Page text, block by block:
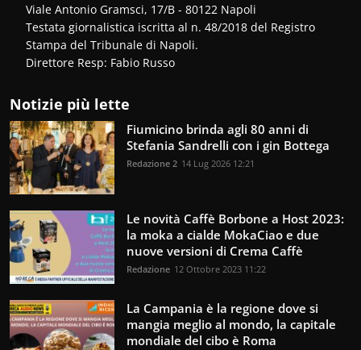
Viale Antonio Gramsci, 17/B - 80122 Napoli
Testata giornalistica iscritta al n. 48/2018 del Registro
Stampa del Tribunale di Napoli.
Direttore Resp: Fabio Russo
Notizie più lette
Fiumicino brinda agli 80 anni di
Stefania Sandrelli con i gin Bottega
Redazione 2 14 Lug 2026 12:21
Le novità Caffè Borbone a Host 2023:
la moka a cialde MokaCiao e due
nuove versioni di Crema Caffè
Redazione 12 Ottobre 2023 11:22
La Campania è la regione dove si
mangia meglio al mondo, la capitale
mondiale del cibo è Roma